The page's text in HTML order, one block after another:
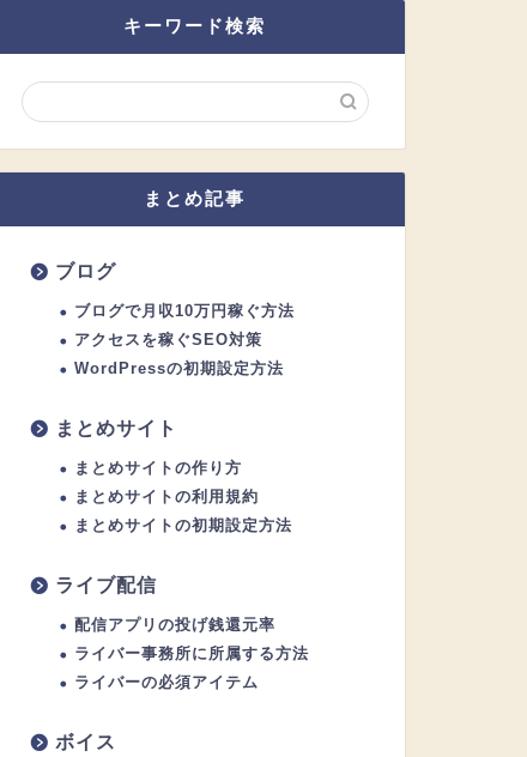
キーワード検索
まとめ記事
ブログ
ブログで月収10万円稼ぐ方法
アクセスを稼ぐSEO対策
WordPressの初期設定方法
まとめサイト
まとめサイトの作り方
まとめサイトの利用規約
まとめサイトの初期設定方法
ライブ配信
配信アプリの投げ銭還元率
ライバー事務所に所属する方法
ライバーの必須アイテム
ボイス